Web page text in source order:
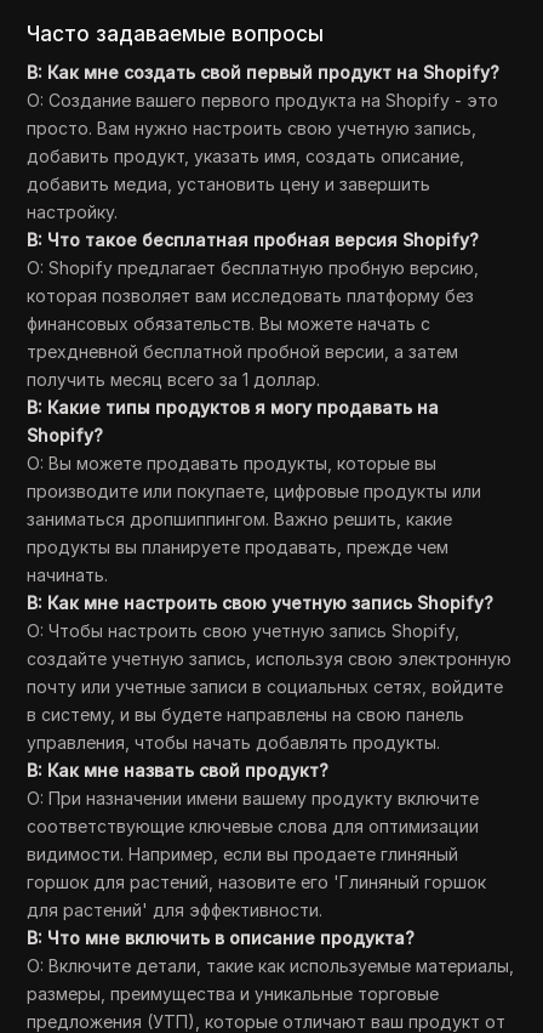
Часто задаваемые вопросы
В: Как мне создать свой первый продукт на Shopify?
О: Создание вашего первого продукта на Shopify - это
просто. Вам нужно настроить свою учетную запись,
добавить продукт, указать имя, создать описание,
добавить медиа, установить цену и завершить
настройку.
В: Что такое бесплатная пробная версия Shopify?
О: Shopify предлагает бесплатную пробную версию,
которая позволяет вам исследовать платформу без
финансовых обязательств. Вы можете начать с
трехдневной бесплатной пробной версии, а затем
получить месяц всего за 1 доллар.
В: Какие типы продуктов я могу продавать на
Shopify?
О: Вы можете продавать продукты, которые вы
производите или покупаете, цифровые продукты или
заниматься дропшиппингом. Важно решить, какие
продукты вы планируете продавать, прежде чем
начинать.
В: Как мне настроить свою учетную запись Shopify?
О: Чтобы настроить свою учетную запись Shopify,
создайте учетную запись, используя свою электронную
почту или учетные записи в социальных сетях, войдите
в систему, и вы будете направлены на свою панель
управления, чтобы начать добавлять продукты.
В: Как мне назвать свой продукт?
О: При назначении имени вашему продукту включите
соответствующие ключевые слова для оптимизации
видимости. Например, если вы продаете глиняный
горшок для растений, назовите его 'Глиняный горшок
для растений' для эффективности.
В: Что мне включить в описание продукта?
О: Включите детали, такие как используемые материалы,
размеры, преимущества и уникальные торговые
предложения (УТП), которые отличают ваш продукт от